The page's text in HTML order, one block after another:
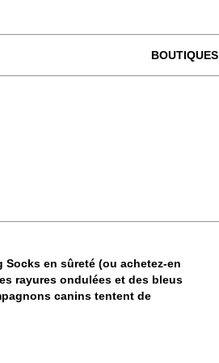
BOUTIQUES
Socks en sûreté (ou achetez-en
rayures ondulées et des bleus
canins tentent de